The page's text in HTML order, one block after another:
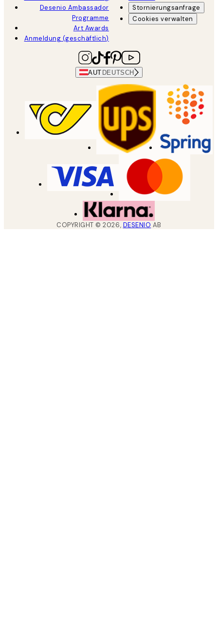
Desenio Ambassador
Programme
Art Awards
Anmeldung (geschäftlich)
Stornierungsanfrage
Cookies verwalten
AUT DEUTSCH
COPYRIGHT ©2026, DESENIO AB